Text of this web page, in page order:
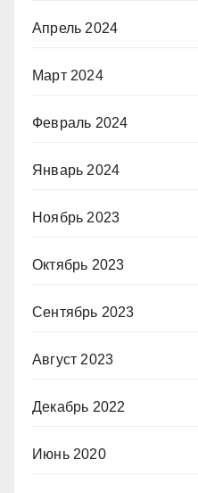
Апрель 2024
Март 2024
Февраль 2024
Январь 2024
Ноябрь 2023
Октябрь 2023
Сентябрь 2023
Август 2023
Декабрь 2022
Июнь 2020